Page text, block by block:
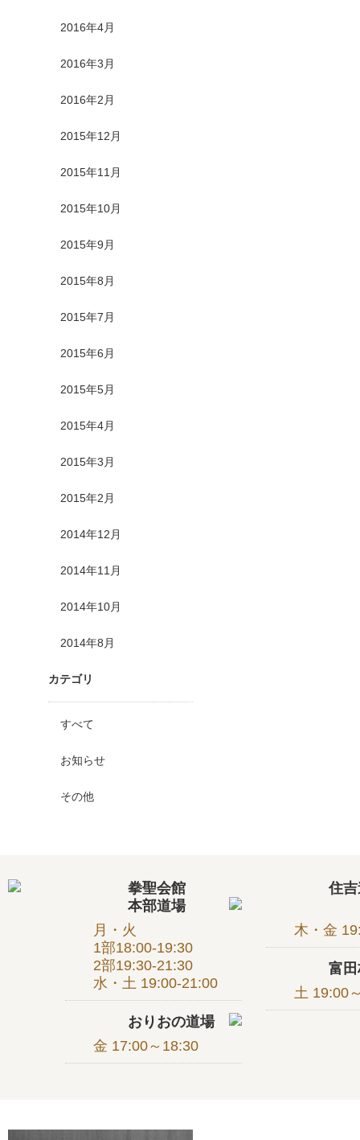
2016年4月
2016年3月
2016年2月
2015年12月
2015年11月
2015年10月
2015年9月
2015年8月
2015年7月
2015年6月
2015年5月
2015年4月
2015年3月
2015年2月
2014年12月
2014年11月
2014年10月
2014年8月
カテゴリ
すべて
お知らせ
その他
拳聖会館
本部道場
月・火
1部18:00-19:30
2部19:30-21:30
水・土 19:00-21:00
おりおの道場
金 17:00～18:30
住
木・金
富
土 19:00